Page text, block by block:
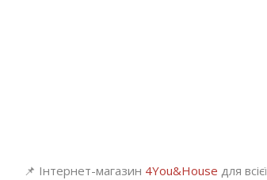
📌 Інтернет-магазин 4You&House для